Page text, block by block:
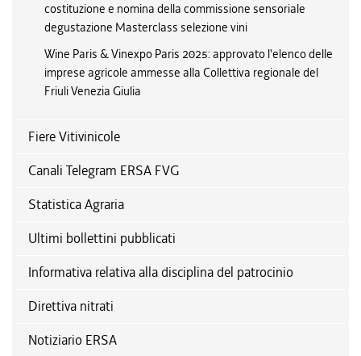
costituzione e nomina della commissione sensoriale
degustazione Masterclass selezione vini
Wine Paris & Vinexpo Paris 2025: approvato l'elenco delle
imprese agricole ammesse alla Collettiva regionale del
Friuli Venezia Giulia
Fiere Vitivinicole
Canali Telegram ERSA FVG
Statistica Agraria
Ultimi bollettini pubblicati
Informativa relativa alla disciplina del patrocinio
Direttiva nitrati
Notiziario ERSA